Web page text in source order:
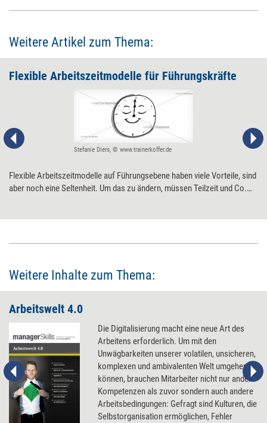
Weitere Artikel zum Thema:
Flexible Arbeitszeitmodelle für Führungskräfte
Stefanie Diers, © www.trainerkoffer.de
Flexible Arbeitszeitmodelle auf Führungsebene haben viele Vorteile, sind
aber noch eine Seltenheit. Um das zu ändern, müssen Teilzeit und Co.
Weitere Inhalte zum Thema:
Arbeitswelt 4.0
Die Digitalisierung macht eine neue Art des
Arbeitens erforderlich. Um mit den
Unwägbarkeiten unserer volatilen, unsicheren,
komplexen und ambivalenten Welt umgehen zu
können, brauchen Mitarbeiter nicht nur andere
Kompetenzen als zuvor sondern auch andere
Arbeitsbedingungen: Gefragt sind Kulturen, die
Selbstorganisation ermöglichen, Fehler